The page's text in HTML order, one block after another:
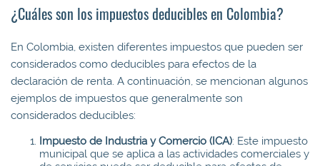
¿Cuáles son los impuestos deducibles en Colombia?
En Colombia, existen diferentes impuestos que pueden ser
considerados como deducibles para efectos de la
declaración de renta. A continuación, se mencionan algunos
ejemplos de impuestos que generalmente son
considerados deducibles:
Impuesto de Industria y Comercio (ICA): Este impuesto
municipal que se aplica a las actividades comerciales y